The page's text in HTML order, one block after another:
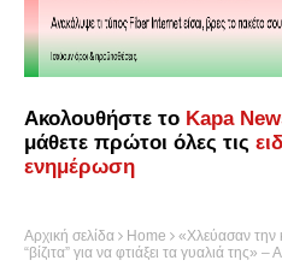
Ακολουθήστε το Kapa
μάθετε πρώτοι όλες τις
ενημέρωση
Αρχική σελίδα Home
«Χλεύασαν την
“βίζιτα” για να φτιάξει τα γυαλιά της»